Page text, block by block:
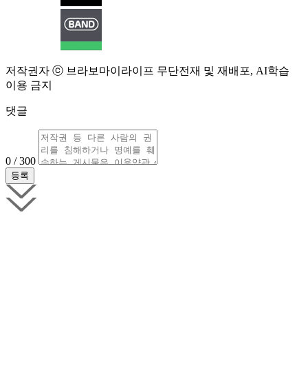
저작권자 ⓒ 브라보마이라이프 무단전재 및 재배포, AI학습
이용 금지
댓글
0 / 300